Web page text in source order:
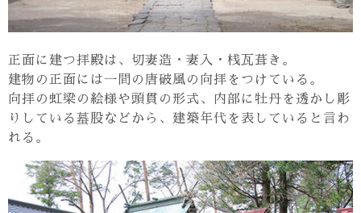
正面に建つ拝殿は、切妻造・妻入・桟瓦葺き。
建物の正面には一間の唐破風の向拝をつけている。
向拝の虹梁の絵様や頭貫の形式、内部に牡丹を透かし彫
りしている蟇股などから、建築年代を表していると言わ
れる。